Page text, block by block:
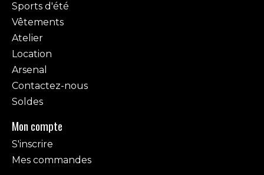
Sports d'été
Vêtements
Atelier
Location
Arsenal
Contactez-nous
Soldes
Mon compte
S'inscrire
Mes commandes